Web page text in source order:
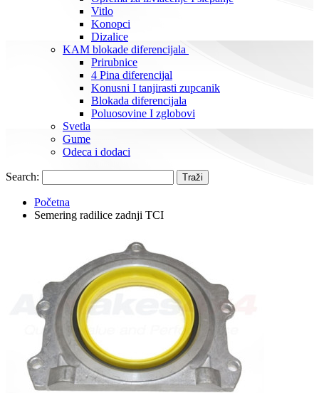
Vitlo
Konopci
Dizalice
KAM blokade diferencijala
Prirubnice
4 Pina diferencijal
Konusni I tanjirasti zupcanik
Blokada diferencijala
Poluosovine I zglobovi
Svetla
Gume
Odeca i dodaci
Search: Traži
Početna
Semering radilice zadnji TCI